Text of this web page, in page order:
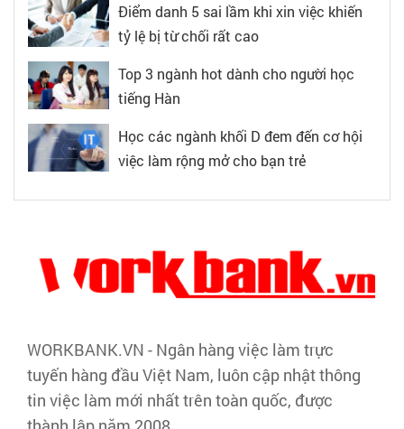
Điểm danh 5 sai lầm khi xin việc khiến
tỷ lệ bị từ chối rất cao
Top 3 ngành hot dành cho người học
tiếng Hàn
Học các ngành khối D đem đến cơ hội
việc làm rộng mở cho bạn trẻ
WORKBANK.VN - Ngân hàng việc làm trực
tuyến hàng đầu Việt Nam, luôn cập nhật thông
tin việc làm mới nhất trên toàn quốc, được